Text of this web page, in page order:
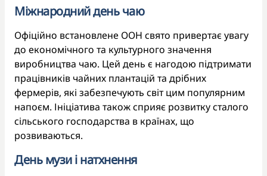
Міжнародний день чаю
Офіційно встановлене ООН свято привертає увагу
до економічного та культурного значення
виробництва чаю. Цей день є нагодою підтримати
працівників чайних плантацій та дрібних
фермерів, які забезпечують світ цим популярним
напоєм. Ініціатива також сприяє розвитку сталого
сільського господарства в країнах, що
розвиваються.
День музи і натхнення